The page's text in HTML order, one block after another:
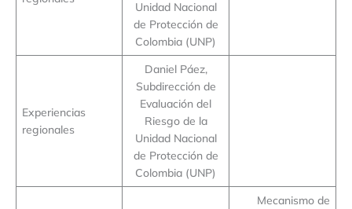
Unidad Nacional
de Protección de
Colombia (UNP)
Experiencias
regionales
Daniel Páez,
Subdirección de
Evaluación del
Riesgo de la
Unidad Nacional
de Protección de
Colombia (UNP)
Mecanismo de